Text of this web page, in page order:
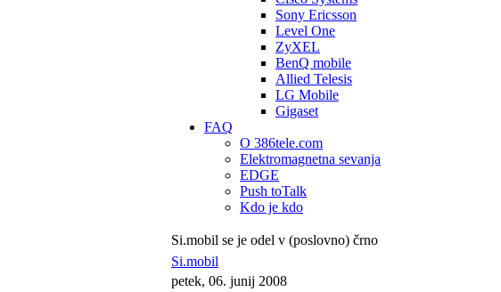
Sony Ericsson
Level One
ZyXEL
BenQ mobile
Allied Telesis
LG Mobile
Gigaset
FAQ
O 386tele.com
Elektromagnetna sevanja
EDGE
Push toTalk
Kdo je kdo
Si.mobil se je odel v (poslovno) črno
Si.mobil
petek, 06. junij 2008